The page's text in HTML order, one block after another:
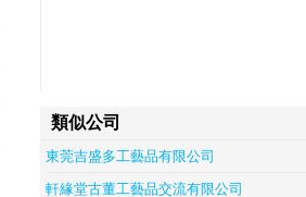
類似公司
東莞吉盛多工藝品有限公司
軒緣堂古董工藝品交流有限公司